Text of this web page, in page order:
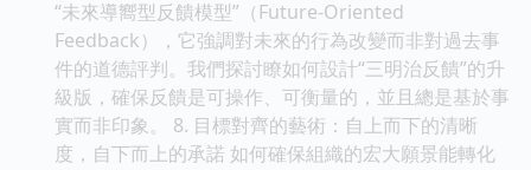
“未來導嚮型反饋模型”（Future-Oriented
Feedback），它強調對未來的行為改變而非對過去事
件的道德評判。我們探討瞭如何設計“三明治反饋”的升
級版，確保反饋是可操作、可衡量的，並且總是基於事
實而非印象。 8. 目標對齊的藝術：自上而下的清晰
度，自下而上的承諾 如何確保組織的宏大願景能轉化